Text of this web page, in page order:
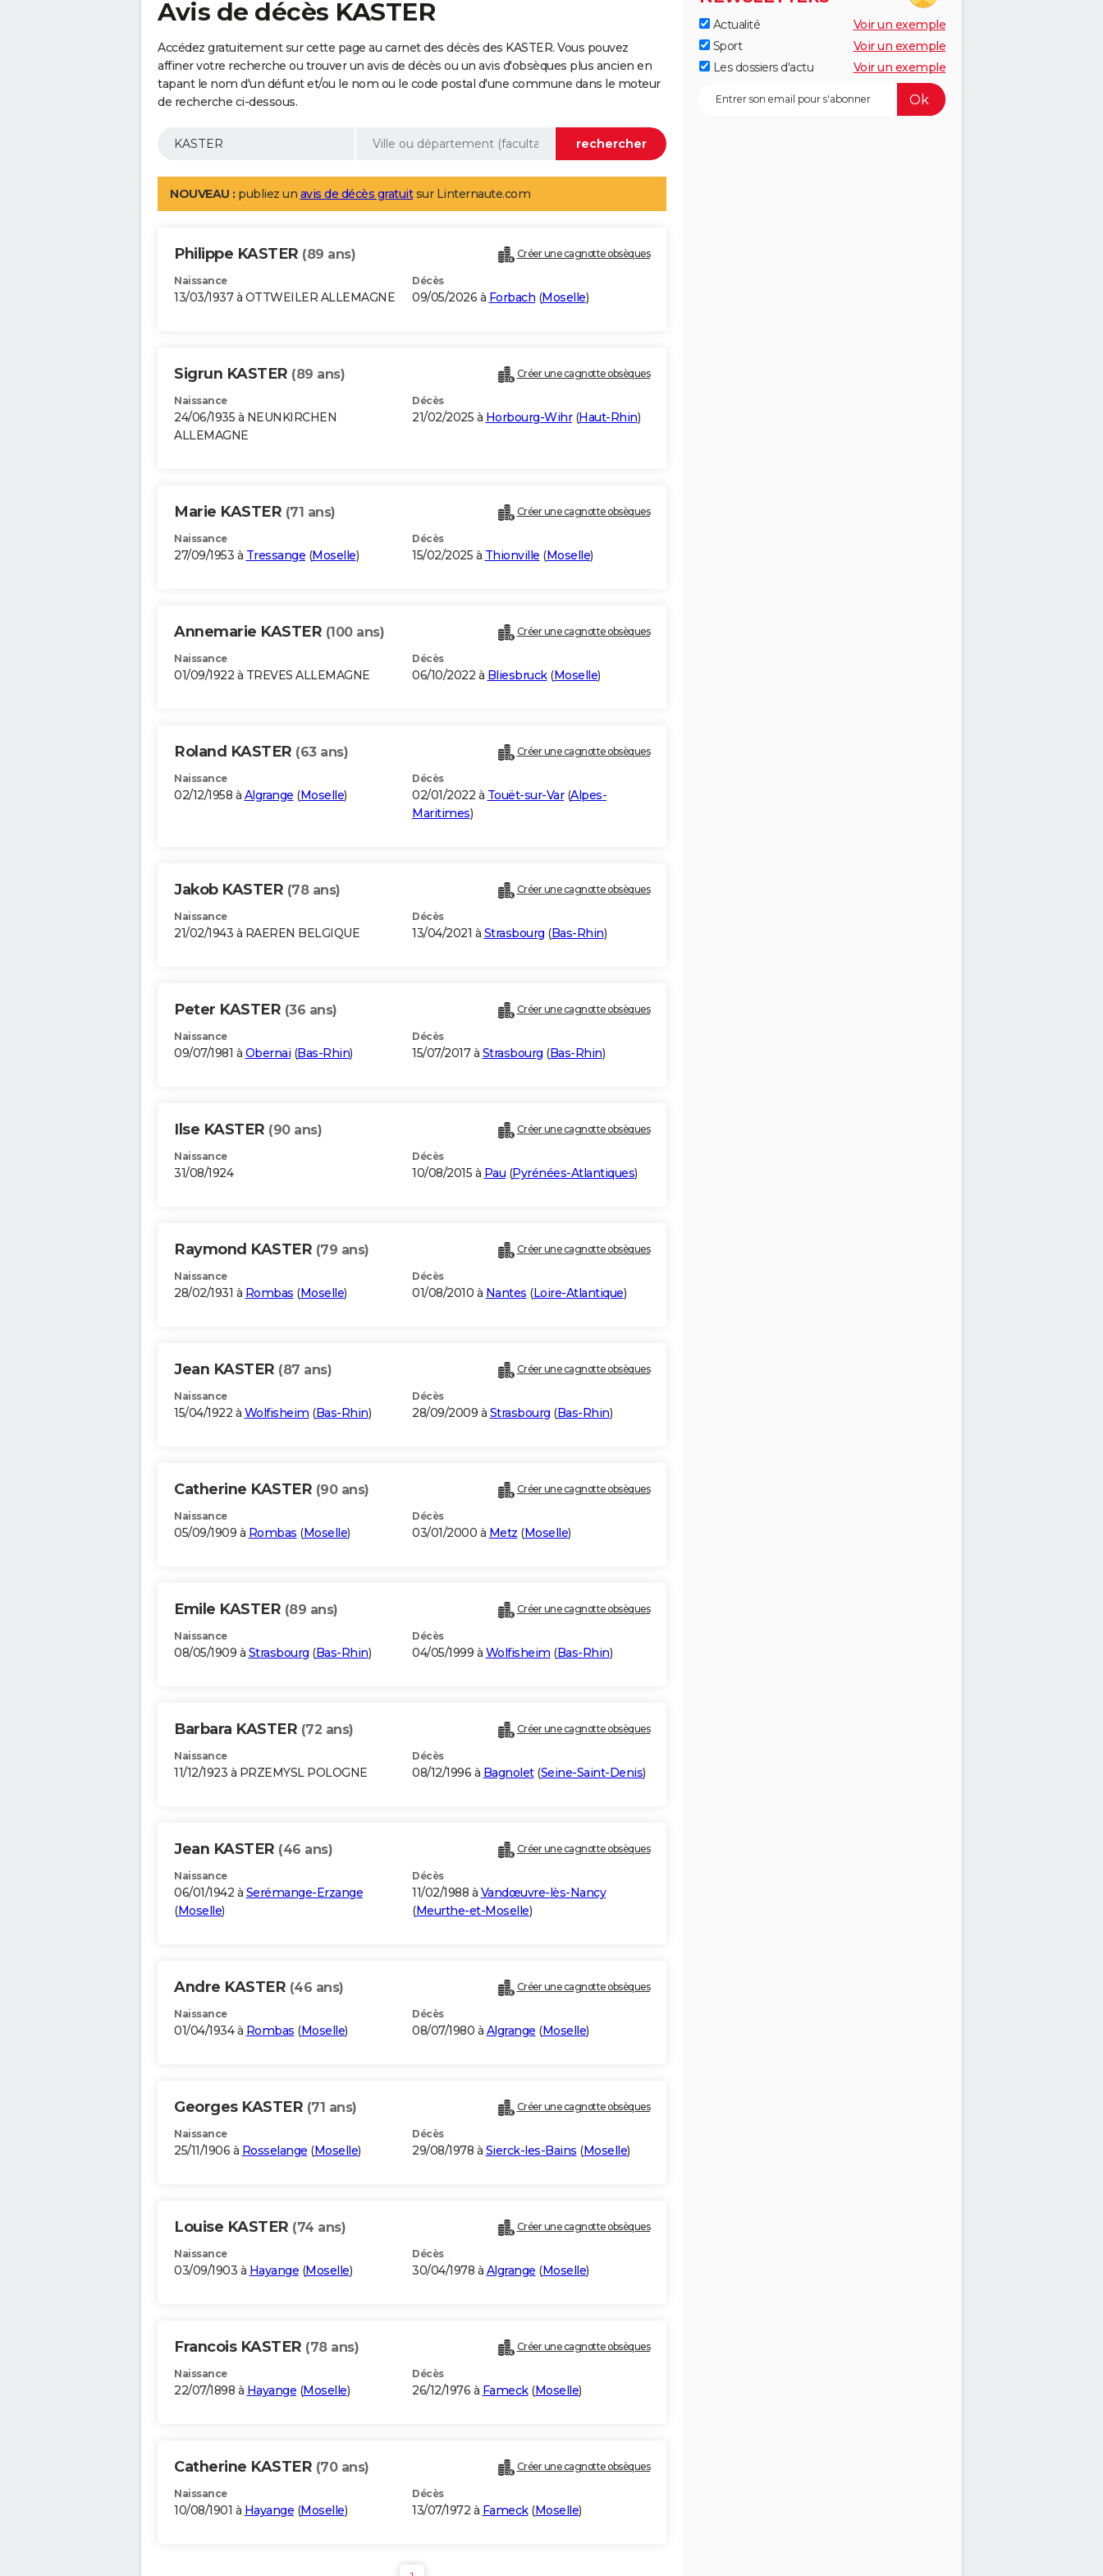
Avis de décès KASTER
Accédez gratuitement sur cette page au carnet des décès des KASTER. Vous pouvez
affiner votre recherche ou trouver un avis de décès ou un avis d'obsèques plus ancien en
tapant le nom d'un défunt et/ou le nom ou le code postal d'une commune dans le moteur
de recherche ci-dessous.
NOUVEAU : publiez un avis de décès gratuitsur Linternaute.com
Philippe KASTER (89 ans) Créer une cagnotte obsèques
Naissance
13/03/1937 à OTTWEILER ALLEMAGNE
Décès
09/05/2026 à Forbach (Moselle)
Sigrun KASTER (89 ans) Créer une cagnotte obsèques
Naissance
24/06/1935 à NEUNKIRCHEN
ALLEMAGNE
Décès
21/02/2025 à Horbourg-Wihr(Haut-Rhin)
Marie KASTER (71 ans) Créer une cagnotte obsèques
Naissance
27/09/1953 à Tressange (Moselle)
Décès
15/02/2025 à Thionville (Moselle)
Annemarie KASTER (100 ans) Créer une cagnotte obsèques
Naissance
01/09/1922 à TREVES ALLEMAGNE
Décès
06/10/2022 à Bliesbruck(Moselle)
Roland KASTER (63 ans) Créer une cagnotte obsèques
Naissance
02/12/1958 à Algrange (Moselle)
Décès
02/01/2022 à Touët-sur-Var(Alpes-
Maritimes)
Jakob KASTER (78 ans) Créer une cagnotte obsèques
Naissance
21/02/1943 à RAEREN BELGIQUE
Décès
13/04/2021 à Strasbourg (Bas-Rhin)
Peter KASTER (36 ans) Créer une cagnotte obsèques
Naissance
09/07/1981 à Obernai (Bas-Rhin)
Décès
15/07/2017 à Strasbourg (Bas-Rhin)
Ilse KASTER (90 ans) Créer une cagnotte obsèques
Naissance
31/08/1924
Décès
10/08/2015 à Pau (Pyrénées-Atlantiques)
Raymond KASTER (79 ans) Créer une cagnotte obsèques
Naissance
28/02/1931 à Rombas (Moselle)
Décès
01/08/2010 à Nantes (Loire-Atlantique)
Jean KASTER (87 ans) Créer une cagnotte obsèques
Naissance
15/04/1922 à Wolfisheim (Bas-Rhin)
Décès
28/09/2009 à Strasbourg (Bas-Rhin)
Catherine KASTER (90 ans) Créer une cagnotte obsèques
Naissance
05/09/1909 à Rombas (Moselle)
Décès
03/01/2000 à Metz (Moselle)
Emile KASTER (89 ans) Créer une cagnotte obsèques
Naissance
08/05/1909 à Strasbourg (Bas-Rhin)
Décès
04/05/1999 à Wolfisheim (Bas-Rhin)
Barbara KASTER (72 ans) Créer une cagnotte obsèques
Naissance
11/12/1923 à PRZEMYSL POLOGNE
Décès
08/12/1996 à Bagnolet(Seine-Saint-Denis)
Jean KASTER (46 ans) Créer une cagnotte obsèques
Naissance
06/01/1942 à Serémange-Erzange
(Moselle)
Décès
11/02/1988 à Vandœuvre-lès-Nancy
(Meurthe-et-Moselle)
Andre KASTER (46 ans) Créer une cagnotte obsèques
Naissance
01/04/1934 à Rombas (Moselle)
Décès
08/07/1980 à Algrange (Moselle)
Georges KASTER (71 ans) Créer une cagnotte obsèques
Naissance
25/11/1906 à Rosselange (Moselle)
Décès
29/08/1978 à Sierck-les-Bains (Moselle)
Louise KASTER (74 ans) Créer une cagnotte obsèques
Naissance
03/09/1903 à Hayange (Moselle)
Décès
30/04/1978 à Algrange (Moselle)
Francois KASTER (78 ans) Créer une cagnotte obsèques
Naissance
22/07/1898 à Hayange (Moselle)
Décès
26/12/1976 à Fameck(Moselle)
Catherine KASTER (70 ans) Créer une cagnotte obsèques
Naissance
10/08/1901 à Hayange (Moselle)
Décès
13/07/1972 à Fameck(Moselle)
Actualité
Voir un exemple
Sport
Voir un exemple
Les dossiers d'actu
Voir un exemple